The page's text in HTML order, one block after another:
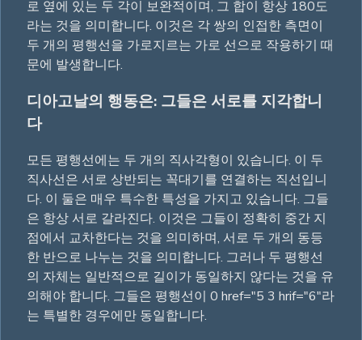
로 옆에 있는 두 각이 보완적이며, 그 합이 항상 180도
라는 것을 의미합니다. 이것은 각 쌍의 인접한 측면이
두 개의 평행선을 가로지르는 가로 선으로 작용하기 때
문에 발생합니다.
디아고날의 행동은: 그들은 서로를 지각합니
다
모든 평행선에는 두 개의 직사각형이 있습니다. 이 두
직사선은 서로 상반되는 꼭대기를 연결하는 직선입니
다. 이 둘은 매우 특수한 특성을 가지고 있습니다. 그들
은 항상 서로 갈라진다. 이것은 그들이 정확히 중간 지
점에서 교차한다는 것을 의미하며, 서로 두 개의 동등
한 반으로 나누는 것을 의미합니다. 그러나 두 평행선
의 자체는 일반적으로 길이가 동일하지 않다는 것을 유
의해야 합니다. 그들은 평행선이 0 href="5 3 hrif="6"라
는 특별한 경우에만 동일합니다.